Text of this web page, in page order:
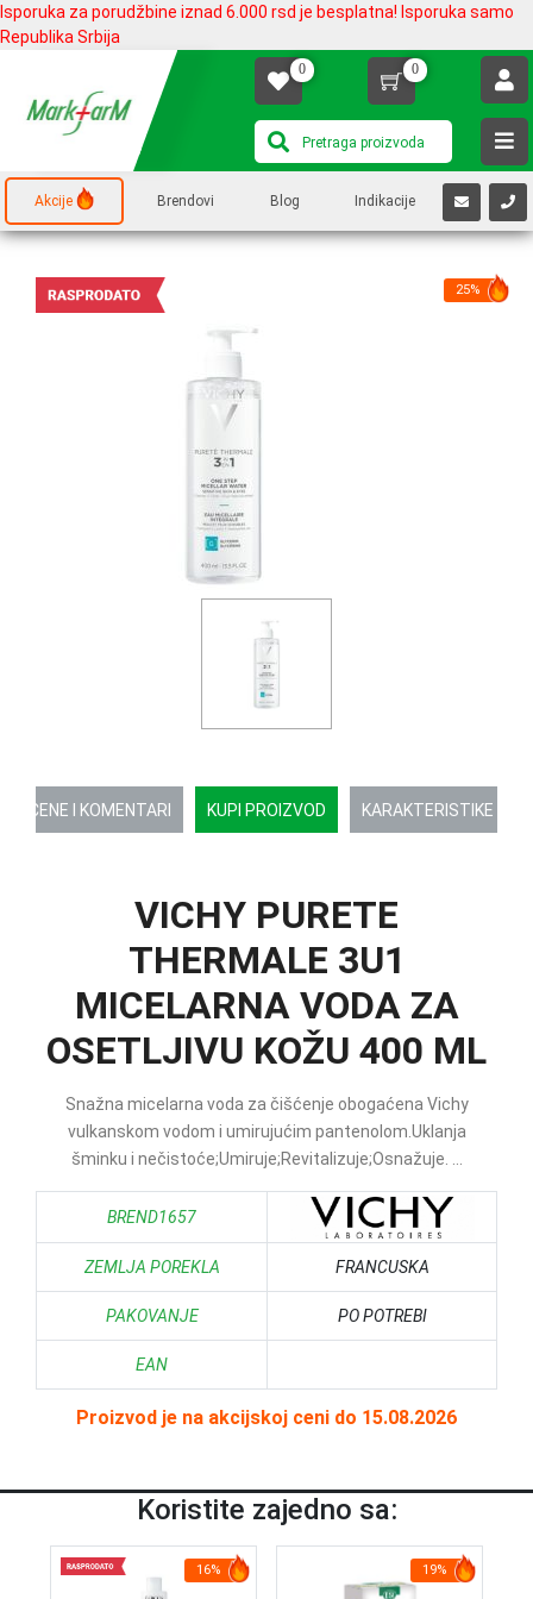
Isporuka za porudžbine iznad 6.000 rsd je besplatna! Isporuka samo
Republika Srbija
0 0
Akcije Brendovi Blog Indikacije
OCENE I KOMENTARI KUPI PROIZVOD KARAKTERISTIKE
25%
VICHY PURETE
THERMALE 3U1
MICELARNA VODA ZA
OSETLJIVU KOŽU 400 ML
Snažna micelarna voda za čišćenje obogaćena Vichy
vulkanskom vodom i umirujućim pantenolom.Uklanja
šminku i nečistoće;Umiruje;Revitalizuje;Osnažuje. ...
BREND1657
ZEMLJA POREKLA FRANCUSKA
PAKOVANJE PO POTREBI
EAN
Proizvod je na akcijskoj ceni do 15.08.2026
Koristite zajedno sa:
16% 19%